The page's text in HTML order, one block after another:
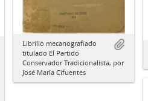
Librillo mecanografiado
titulado El Partido
Conservador Tradicionalista, por
José María Cifuentes